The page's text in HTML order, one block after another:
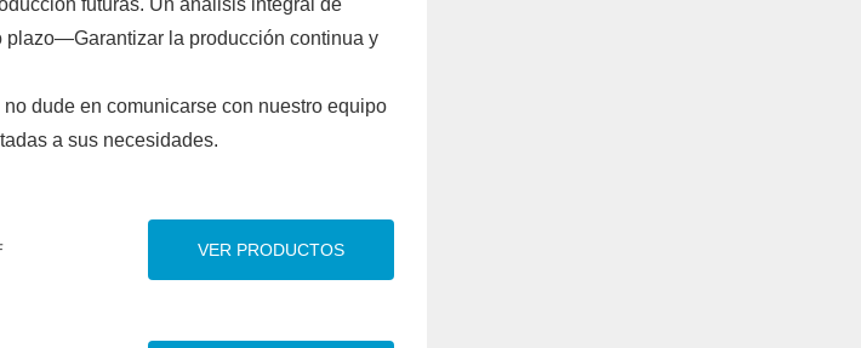
plazo—Garantizar la producción continua y
dude en comunicarse con nuestro equipo
a sus necesidades.
VER PRODUCTOS